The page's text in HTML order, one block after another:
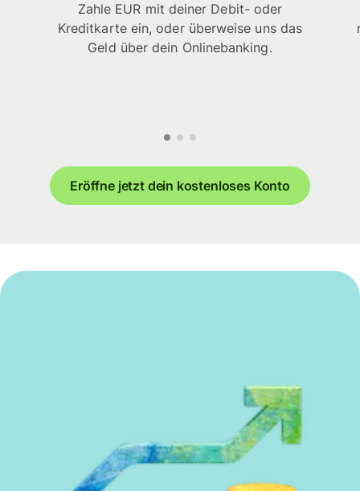
Zahle EUR mit deiner Debit- oder
Kreditkarte ein, oder überweise uns das
Geld über dein Onlinebanking.
Eröffne jetzt dein kostenloses Konto